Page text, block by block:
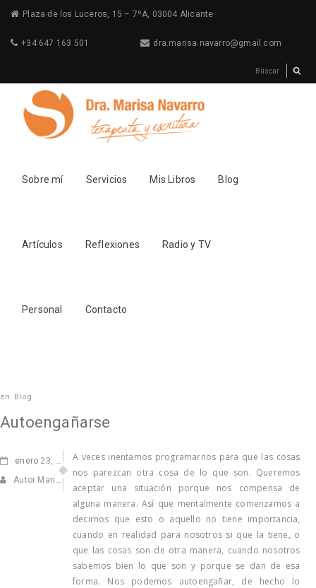
Plaza de los Luceros, 15 – 7ºA, 03004 Alicante
+34 647 163 501 dra.marisa.navarro@gmail.com
Sobre mí Servicios Mis Libros Blog
Artículos Reflexiones Radio y TV
Personal Contacto
en Blog
Autoengañarse
enero 23, 2015
Autor Marisa Navarro
A veces inentamos programarnos para que las cosas
nos parezcan otra cosa de lo que son. Queremos
aceptar una situación porque nos compensa de
alguna manera. Así que mentalmente comenzamos a
decirnos que esto o aquello no tiene importancia,
cuando en realidad para nosotros si que la tiene, o
que las cosas son de otra manera, cuando nosotros
sabemos bien lo que son y porque se dan de esa
forma. Nos podemos autoengañar, de hecho lo